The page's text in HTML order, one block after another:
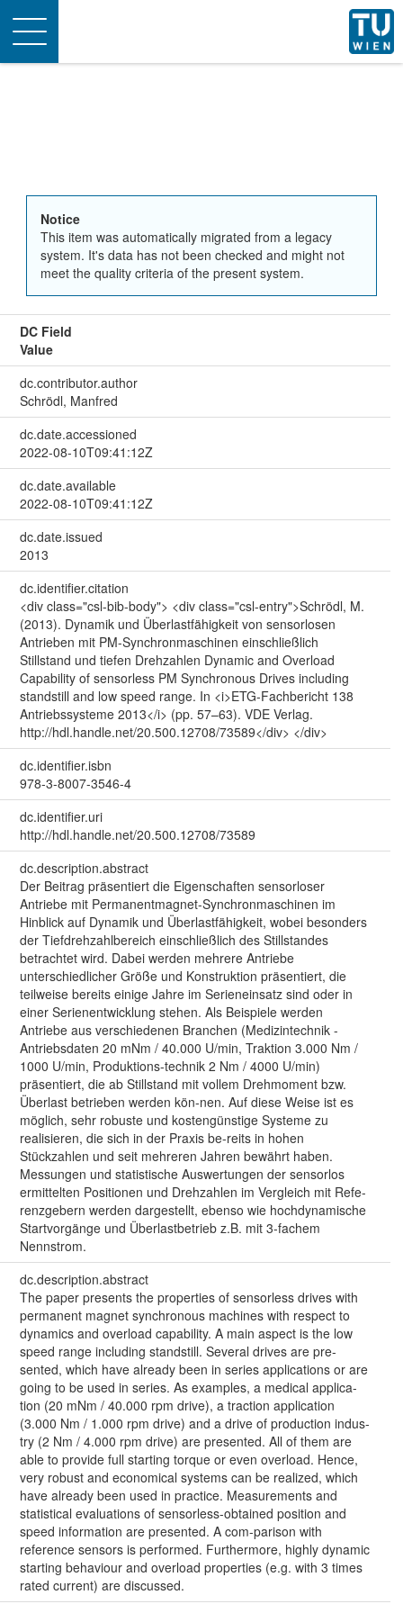
Toggle
navigation
Notice
This item was automatically migrated from a legacy
system. It's data has not been checked and might not
meet the quality criteria of the present system.
DC Field
Value
dc.contributor.author
Schrödl, Manfred
dc.date.accessioned
2022-08-10T09:41:12Z
dc.date.available
2022-08-10T09:41:12Z
dc.date.issued
2013
dc.identifier.citation
<div class="csl-bib-body"> <div class="csl-entry">Schrödl, M.
(2013). Dynamik und Überlastfähigkeit von sensorlosen
Antrieben mit PM-Synchronmaschinen einschließlich
Stillstand und tiefen Drehzahlen Dynamic and Overload
Capability of sensorless PM Synchronous Drives including
standstill and low speed range. In <i>ETG-Fachbericht 138
Antriebssysteme 2013</i> (pp. 57–63). VDE Verlag.
http://hdl.handle.net/20.500.12708/73589</div> </div>
dc.identifier.isbn
978-3-8007-3546-4
dc.identifier.uri
http://hdl.handle.net/20.500.12708/73589
dc.description.abstract
Der Beitrag präsentiert die Eigenschaften sensorloser
Antriebe mit Permanentmagnet-Synchronmaschinen im
Hinblick auf Dynamik und Überlastfähigkeit, wobei besonders
der Tiefdrehzahlbereich einschließlich des Stillstandes
betrachtet wird. Dabei werden mehrere Antriebe
unterschiedlicher Größe und Konstruktion präsentiert, die
teilweise bereits einige Jahre im Serieneinsatz sind oder in
einer Serienentwicklung stehen. Als Beispiele werden
Antriebe aus verschiedenen Branchen (Medizintechnik -
Antriebsdaten 20 mNm / 40.000 U/min, Traktion 3.000 Nm /
1000 U/min, Produktions-technik 2 Nm / 4000 U/min)
präsentiert, die ab Stillstand mit vollem Drehmoment bzw.
Überlast betrieben werden kön-nen. Auf diese Weise ist es
möglich, sehr robuste und kostengünstige Systeme zu
realisieren, die sich in der Praxis be-reits in hohen
Stückzahlen und seit mehreren Jahren bewährt haben.
Messungen und statistische Auswertungen der sensorlos
ermittelten Positionen und Drehzahlen im Vergleich mit Refe-
renzgebern werden dargestellt, ebenso wie hochdynamische
Startvorgänge und Überlastbetrieb z.B. mit 3-fachem
Nennstrom.
dc.description.abstract
The paper presents the properties of sensorless drives with
permanent magnet synchronous machines with respect to
dynamics and overload capability. A main aspect is the low
speed range including standstill. Several drives are pre-
sented, which have already been in series applications or are
going to be used in series. As examples, a medical applica-
tion (20 mNm / 40.000 rpm drive), a traction application
(3.000 Nm / 1.000 rpm drive) and a drive of production indus-
try (2 Nm / 4.000 rpm drive) are presented. All of them are
able to provide full starting torque or even overload. Hence,
very robust and economical systems can be realized, which
have already been used in practice. Measurements and
statistical evaluations of sensorless-obtained position and
speed information are presented. A com-parison with
reference sensors is performed. Furthermore, highly dynamic
starting behaviour and overload properties (e.g. with 3 times
rated current) are discussed.